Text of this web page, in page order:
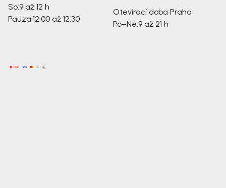
So:9 až 12 h
Pauza:12:00 až 12:30
Otevírací doba Praha
Po–Ne:9 až 21 h